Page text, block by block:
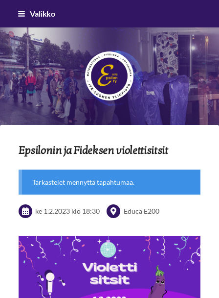
Siirry
sivun
sisältöön
Valikko
Epsilon ry
Epsilonin ja Fideksen violettisitsit
Tarkastelet mennyttä tapahtumaa.
ke 1.2.2023 klo 18:30 Educa E200